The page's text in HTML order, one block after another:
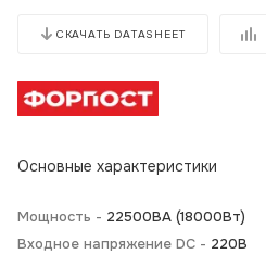
СКАЧАТЬ DATASHEET
Основные характеристики
Мощность - 22500BA (18000Вт)
Входное напряжение DC - 220В